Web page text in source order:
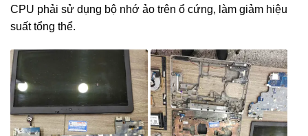
CPU phải sử dụng bộ nhớ ảo trên ổ cứng, làm giảm hiệu
suất tổng thể.